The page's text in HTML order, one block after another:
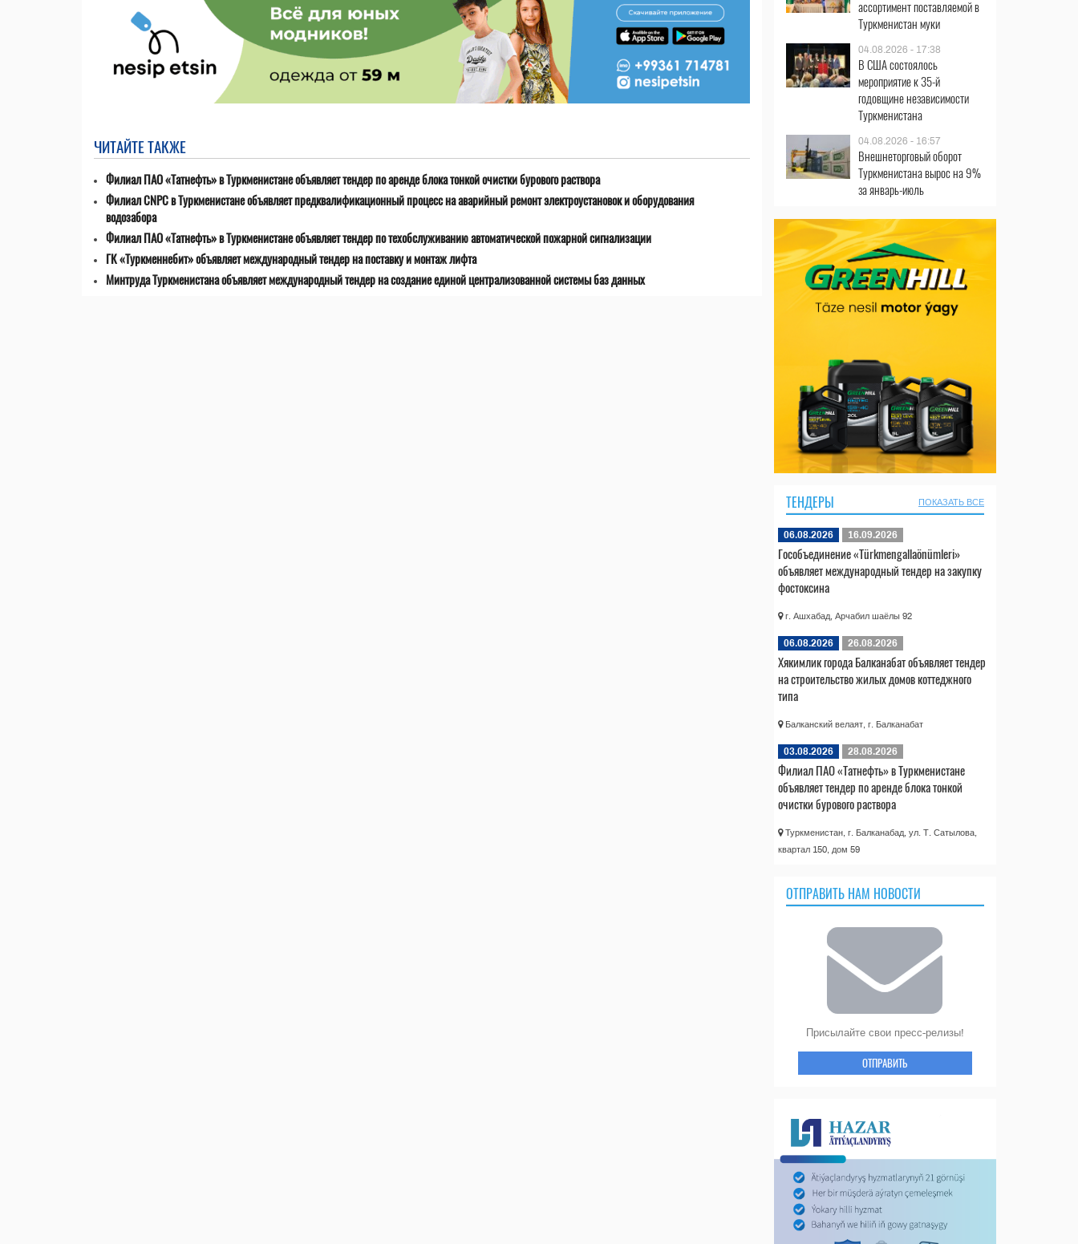
ЧИТАЙТЕ ТАКЖЕ
Филиал ПАО «Татнефть» в Туркменистане объявляет тендер по аренде блока тонкой очистки бурового раствора
Филиал CNPC в Туркменистане объявляет предквалификационный процесс на аварийный ремонт электроустановок и оборудования
водозабора
Филиал ПАО «Татнефть» в Туркменистане объявляет тендер по техобслуживанию автоматической пожарной сигнализации
ГК «Туркменнебит» объявляет международный тендер на поставку и монтаж лифта
Минтруда Туркменистана объявляет международный тендер на создание единой централизованной системы баз данных
ассортимент поставляемой в
Туркменистан муки
04.08.2026 - 17:38
В США состоялось
мероприятие к 35-й
годовщине независимости
Туркменистана
04.08.2026 - 16:57
Внешнеторговый оборот
Туркменистана вырос на 9%
за январь-июль
ТЕНДЕРЫ ПОКАЗАТЬ ВСЕ
06.08.2026 16.09.2026
Гособъединение «Türkmengallaönümleri»
объявляет международный тендер на закупку
фостоксина
г. Ашхабад, Арчабил шаёлы 92
06.08.2026 26.08.2026
Хякимлик города Балканабат объявляет тендер
на строительство жилых домов коттеджного
типа
Балканский велаят, г. Балканабат
03.08.2026 28.08.2026
Филиал ПАО «Татнефть» в Туркменистане
объявляет тендер по аренде блока тонкой
очистки бурового раствора
Туркменистан, г. Балканабад, ул. Т. Сатылова,
квартал 150, дом 59
ОТПРАВИТЬ НАМ НОВОСТИ
Присылайте свои пресс-релизы!
ОТПРАВИТЬ